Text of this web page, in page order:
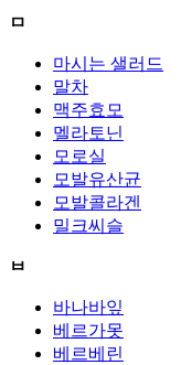
ㅁ
마시는 샐러드
말차
맥주효모
멜라토닌
모로실
모발유산균
모발콜라겐
밀크씨슬
ㅂ
바나바잎
베르가못
베르베린